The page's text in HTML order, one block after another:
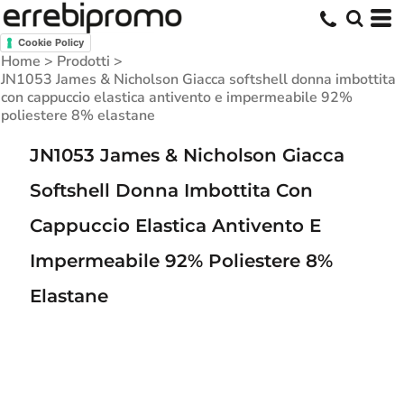
Cookie Policy
Home > Prodotti >
JN1053 James & Nicholson Giacca softshell donna imbottita
con cappuccio elastica antivento e impermeabile 92%
poliestere 8% elastane
JN1053 James & Nicholson Giacca
Softshell Donna Imbottita Con
Cappuccio Elastica Antivento E
Impermeabile 92% Poliestere 8%
Elastane